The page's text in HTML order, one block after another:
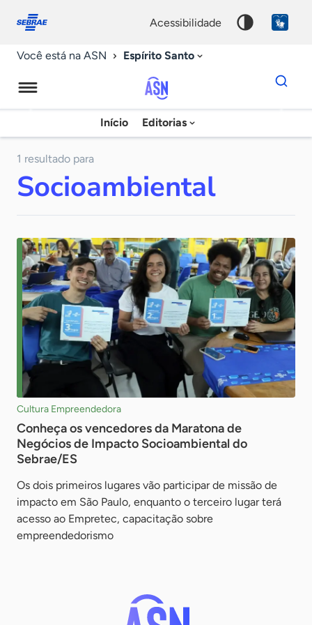
conosco
acessibilidade
Você está na ASN Espírito Santo
Agência
Sebrae
Notícias
Início Editorias
Dados
para
chave
1 resultado para
Socioambiental
Cultura Empreendedora
Conheça os vencedores da Maratona de
Negócios de Impacto Socioambiental do
Sebrae/ES
Os dois primeiros lugares vão participar de missão de
impacto em São Paulo, enquanto o terceiro lugar terá
acesso ao Empretec, capacitação sobre
empreendedorismo